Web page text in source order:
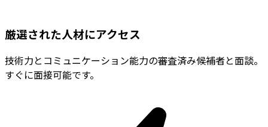
厳選された人材にアクセス
技術力とコミュニケーション能力の審査済み候補者と面談。
すぐに面接可能です。